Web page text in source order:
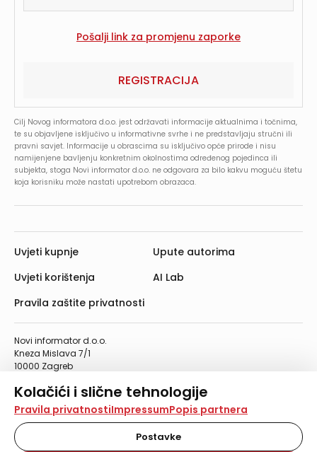
Kolačići i slične tehnologije
Na našoj web stranici koristimo kolačiće i slične
tehnologije za pohranu, čitanje i obradu informacija na
vašem uređaju. Time poboljšavamo korisničko iskustvo,
analiziramo promet na stranici te prikazujemo sadržaje i
Pravila privatnostiImpressumPopis partnera
Postavke
REGISTRACIJA
Cilj Novog informatora d.o.o. jest održavati informacije aktualnima i točnima,
te su objavljene isključivo u informativne svrhe i ne predstavljaju stručni ili
pravni savjet. Informacije u obrascima su isključivo opće prirode i nisu
namijenjene bavljenju konkretnim okolnostima određenog pojedinca ili
subjekta, stoga Novi informator d.o.o. ne odgovara za bilo kakvu moguću štetu
koja korisniku može nastati upotrebom obrazaca.
Novi informator d.o.o.
Kneza Mislava 7/1
10000 Zagreb
Telefaks: 01/4612-553
info@informator.hr
PRATITE NAS:
Uvjeti kupnje
Uvjeti korištenja
Pravila zaštite privatnosti
Upute autorima
AI Lab